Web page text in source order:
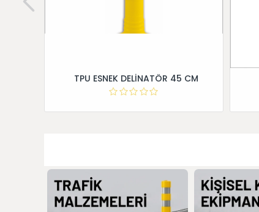
TPU ESNEK DELİNATÖR 45 CM